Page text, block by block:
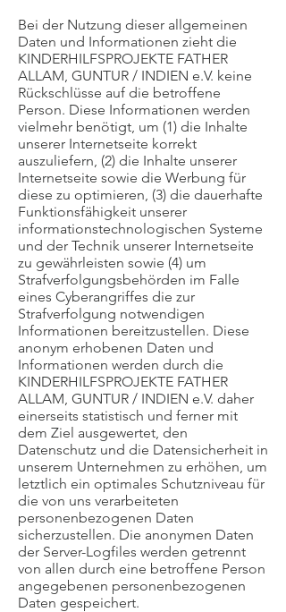
Bei der Nutzung dieser allgemeinen
Daten und Informationen zieht die
KINDERHILFSPROJEKTE FATHER
ALLAM, GUNTUR / INDIEN e.V. keine
Rückschlüsse auf die betroffene
Person. Diese Informationen werden
vielmehr benötigt, um (1) die Inhalte
unserer Internetseite korrekt
auszuliefern, (2) die Inhalte unserer
Internetseite sowie die Werbung für
diese zu optimieren, (3) die dauerhafte
Funktionsfähigkeit unserer
informationstechnologischen Systeme
und der Technik unserer Internetseite
zu gewährleisten sowie (4) um
Strafverfolgungsbehörden im Falle
eines Cyberangriffes die zur
Strafverfolgung notwendigen
Informationen bereitzustellen. Diese
anonym erhobenen Daten und
Informationen werden durch die
KINDERHILFSPROJEKTE FATHER
ALLAM, GUNTUR / INDIEN e.V. daher
einerseits statistisch und ferner mit
dem Ziel ausgewertet, den
Datenschutz und die Datensicherheit in
unserem Unternehmen zu erhöhen, um
letztlich ein optimales Schutzniveau für
die von uns verarbeiteten
personenbezogenen Daten
sicherzustellen. Die anonymen Daten
der Server-Logfiles werden getrennt
von allen durch eine betroffene Person
angegebenen personenbezogenen
Daten gespeichert.